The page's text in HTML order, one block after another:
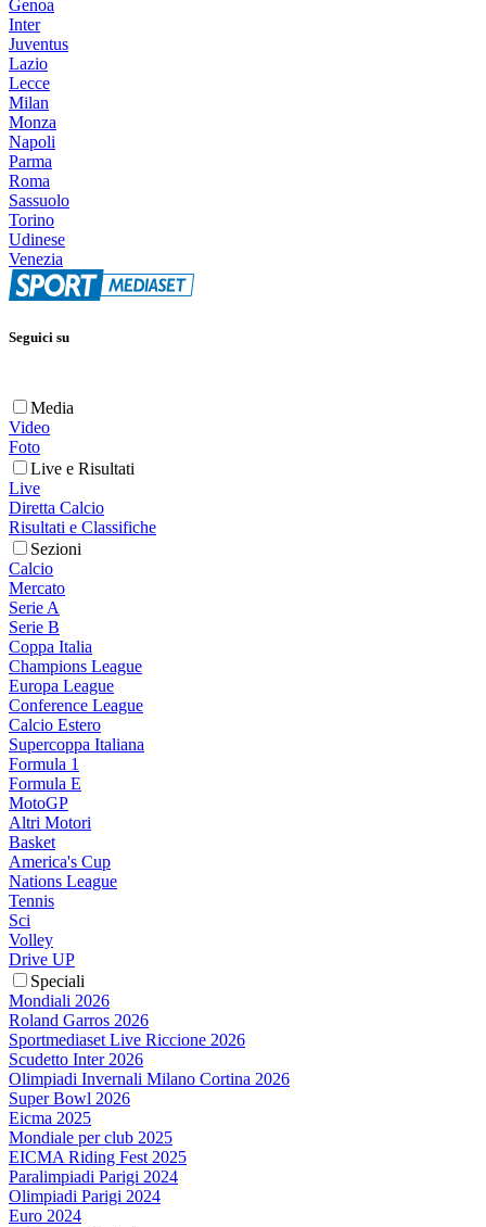
Genoa
Inter
Juventus
Lazio
Lecce
Milan
Monza
Napoli
Parma
Roma
Sassuolo
Torino
Udinese
Venezia
Seguici su
Media
Video
Foto
Live e Risultati
Live
Diretta Calcio
Risultati e Classifiche
Sezioni
Calcio
Mercato
Serie A
Serie B
Coppa Italia
Champions League
Europa League
Conference League
Calcio Estero
Supercoppa Italiana
Formula 1
Formula E
MotoGP
Altri Motori
Basket
America's Cup
Nations League
Tennis
Sci
Volley
Drive UP
Speciali
Mondiali 2026
Roland Garros 2026
Sportmediaset Live Riccione 2026
Scudetto Inter 2026
Olimpiadi Invernali Milano Cortina 2026
Super Bowl 2026
Eicma 2025
Mondiale per club 2025
EICMA Riding Fest 2025
Paralimpiadi Parigi 2024
Olimpiadi Parigi 2024
Euro 2024